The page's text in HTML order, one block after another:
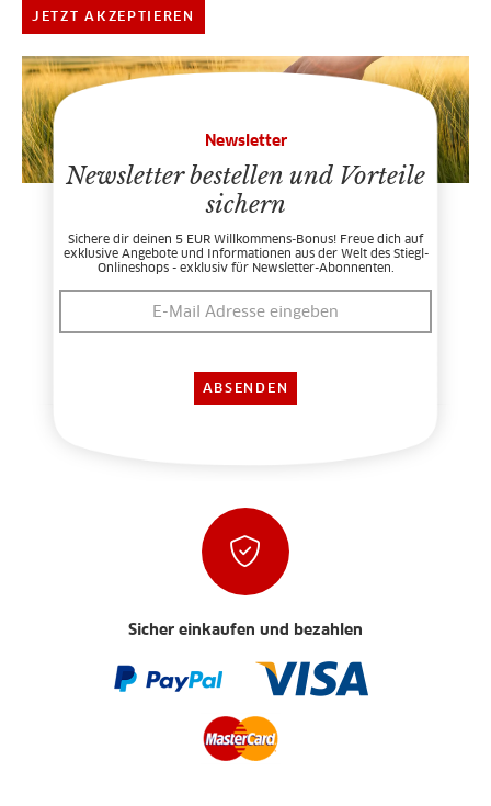
JETZT AKZEPTIEREN
Newsletter
Newsletter bestellen und Vorteile
sichern
Sichere dir deinen 5 EUR Willkommens-Bonus! Freue dich auf
exklusive Angebote und Informationen aus der Welt des Stiegl-
Onlineshops - exklusiv für Newsletter-Abonnenten.
Sicher einkaufen und bezahlen